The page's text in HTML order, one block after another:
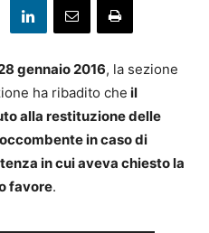
gennaio 2016, la sezione
ha ribadito che il
alla restituzione delle
in caso di
in cui aveva chiesto la
favore.